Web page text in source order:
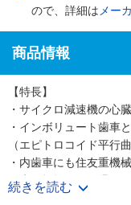
ので、詳細は メー
商品情報
【特長】
・サイクロ減速機の心
・インボリュート歯車
（エピトロコイド平行
・内歯車にも住友重機
・歯の折損がない滑ら
・少ない減速段数で高
続きを読む